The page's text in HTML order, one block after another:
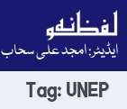
ایڈیٹر: امجد علی سحاب
Tag:UNEP